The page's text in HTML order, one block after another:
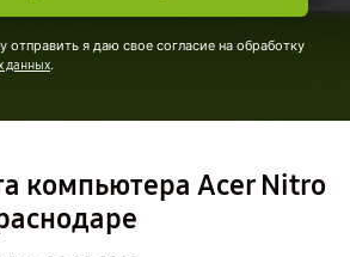
отправить я даю свое согласие на обработку
данных.
компьютера Acer Nitro